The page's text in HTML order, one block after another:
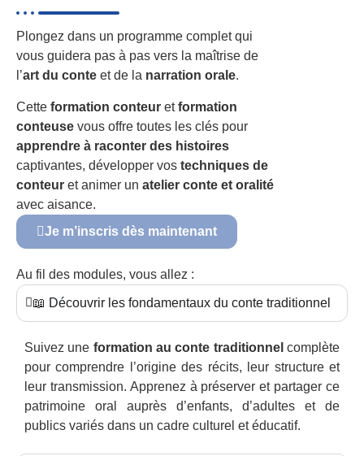
Plongez dans un programme complet qui
vous guidera pas à pas vers la maîtrise de
l’art du conte et de la narration orale.
Cette formation conteur etformation
conteuse vous offre toutes les clés pour
apprendre à raconter des histoires
captivantes, développer vos techniques de
conteur et animer un atelier conte et oralité
avec aisance.
Je m’inscris dès maintenant
Au fil des modules, vous allez :
📖 Découvrir les fondamentaux du conte traditionnel
Suivez une formation au conte traditionnel complète
pour comprendre l’origine des récits, leur structure et
leur transmission. Apprenez à préserver et partager ce
patrimoine oral auprès d’enfants, d’adultes et de
publics variés dans un cadre culturel et éducatif.